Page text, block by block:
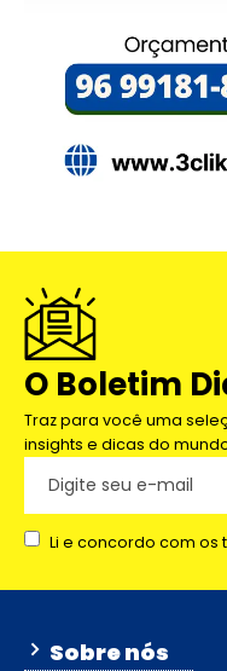
O Boletim
Traz para você uma
insights e dicas do
Li e concordo com os
Sobre nós